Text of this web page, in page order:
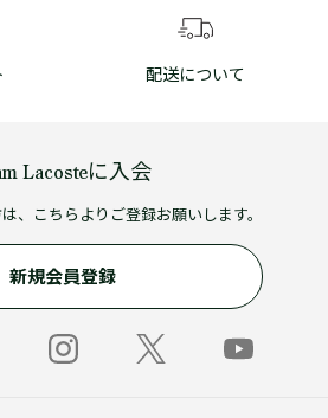
配送について
Lacosteに入会
、こちらよりご登録お願いします。
新規会員登録